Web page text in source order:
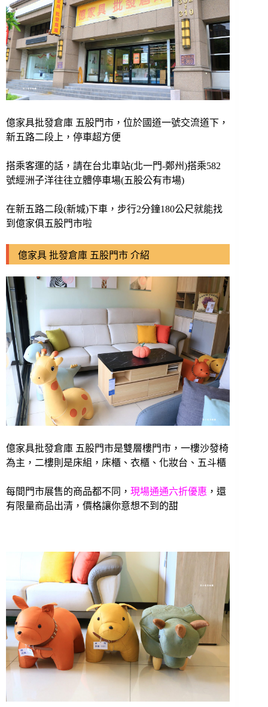
億家具批發倉庫 五股門市，位於國道一號交流道下，
新五路二段上，停車超方便
搭乘客運的話，請在台北車站(北一門-鄭州)搭乘582
號經洲子洋往往立體停車場(五股公有市場)
在新五路二段(新城)下車，步行2分鐘180公尺就能找
到億家俱五股門市啦
億家具 批發倉庫 五股門市 介紹
億家具批發倉庫 五股門市是雙層樓門市，一樓沙發椅
為主，二樓則是床組，床櫃、衣櫃、化妝台、五斗櫃
每間門市展售的商品都不同， 現場通通六折優惠 ，還
有限量商品出清，價格讓你意想不到的甜